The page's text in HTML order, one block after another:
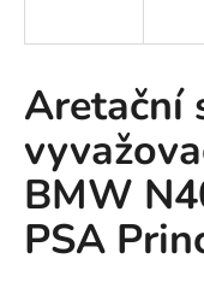
Aretační
BMW
PSA
í
t
?